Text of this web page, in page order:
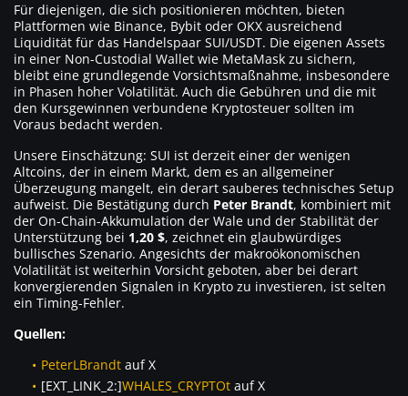
Für diejenigen, die sich positionieren möchten, bieten
Plattformen wie Binance, Bybit oder OKX ausreichend
Liquidität für das Handelspaar SUI/USDT. Die eigenen Assets
in einer Non-Custodial Wallet wie MetaMask zu sichern,
bleibt eine grundlegende Vorsichtsmaßnahme, insbesondere
in Phasen hoher Volatilität. Auch die Gebühren und die mit
den Kursgewinnen verbundene Kryptosteuer sollten im
Voraus bedacht werden.
Unsere Einschätzung: SUI ist derzeit einer der wenigen
Altcoins, der in einem Markt, dem es an allgemeiner
Überzeugung mangelt, ein derart sauberes technisches Setup
aufweist. Die Bestätigung durch Peter Brandt, kombiniert mit
der On-Chain-Akkumulation der Wale und der Stabilität der
Unterstützung bei 1,20 $, zeichnet ein glaubwürdiges
bullisches Szenario. Angesichts der makroökonomischen
Volatilität ist weiterhin Vorsicht geboten, aber bei derart
konvergierenden Signalen in Krypto zu investieren, ist selten
ein Timing-Fehler.
Quellen:
PeterLBrandt auf X
[EXT_LINK_2:]WHALES_CRYPTOt auf X